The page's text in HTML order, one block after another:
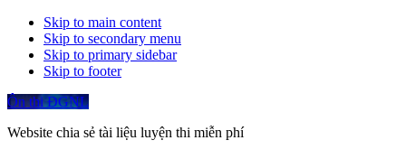
Skip to main content
Skip to secondary menu
Skip to primary sidebar
Skip to footer
Ôn thi ĐGNL
Website chia sẻ tài liệu luyện thi miễn phí